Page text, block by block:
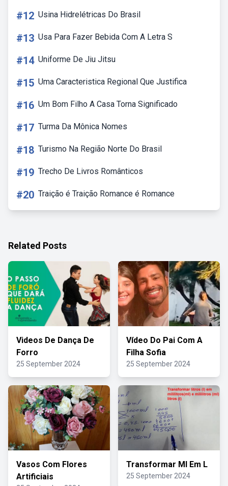
#12 Usina Hidrelétricas Do Brasil
#13 Usa Para Fazer Bebida Com A Letra S
#14 Uniforme De Jiu Jitsu
#15 Uma Caracteristica Regional Que Justifica
#16 Um Bom Filho A Casa Torna Significado
#17 Turma Da Mônica Nomes
#18 Turismo Na Região Norte Do Brasil
#19 Trecho De Livros Românticos
#20 Traição é Traição Romance é Romance
Related Posts
Videos De Dança De
Forro
25 September 2024
Vídeo Do Pai Com A
Filha Sofia
25 September 2024
Vasos Com Flores
Artificiais
Transformar Ml Em L
25 September 2024